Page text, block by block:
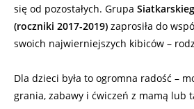
się od pozostałych. Grupa
(roczniki 2017-2019) zaprosiła do
swoich najwierniejszych kibiców –
Dla dzieci była to ogromna radość –
grania, zabawy i ćwiczeń z mamą lub